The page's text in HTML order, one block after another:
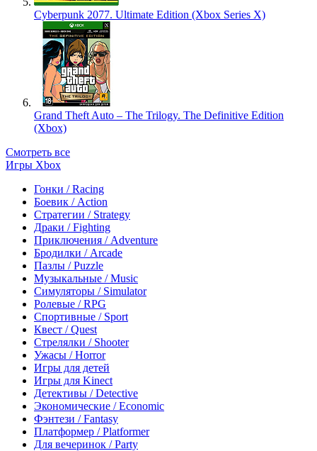
Cyberpunk 2077. Ultimate Edition (Xbox Series X)
Grand Theft Auto – The Trilogy. The Definitive Edition
(Xbox)
Смотреть все
Игры Xbox
Гонки / Racing
Боевик / Action
Стратегии / Strategy
Драки / Fighting
Приключения / Adventure
Бродилки / Arcade
Пазлы / Puzzle
Музыкальные / Music
Симуляторы / Simulator
Ролевые / RPG
Спортивные / Sport
Квест / Quest
Стрелялки / Shooter
Ужасы / Horror
Игры для детей
Игры для Kinect
Детективы / Detective
Экономические / Economic
Фэнтези / Fantasy
Платформер / Platformer
Для вечеринок / Party